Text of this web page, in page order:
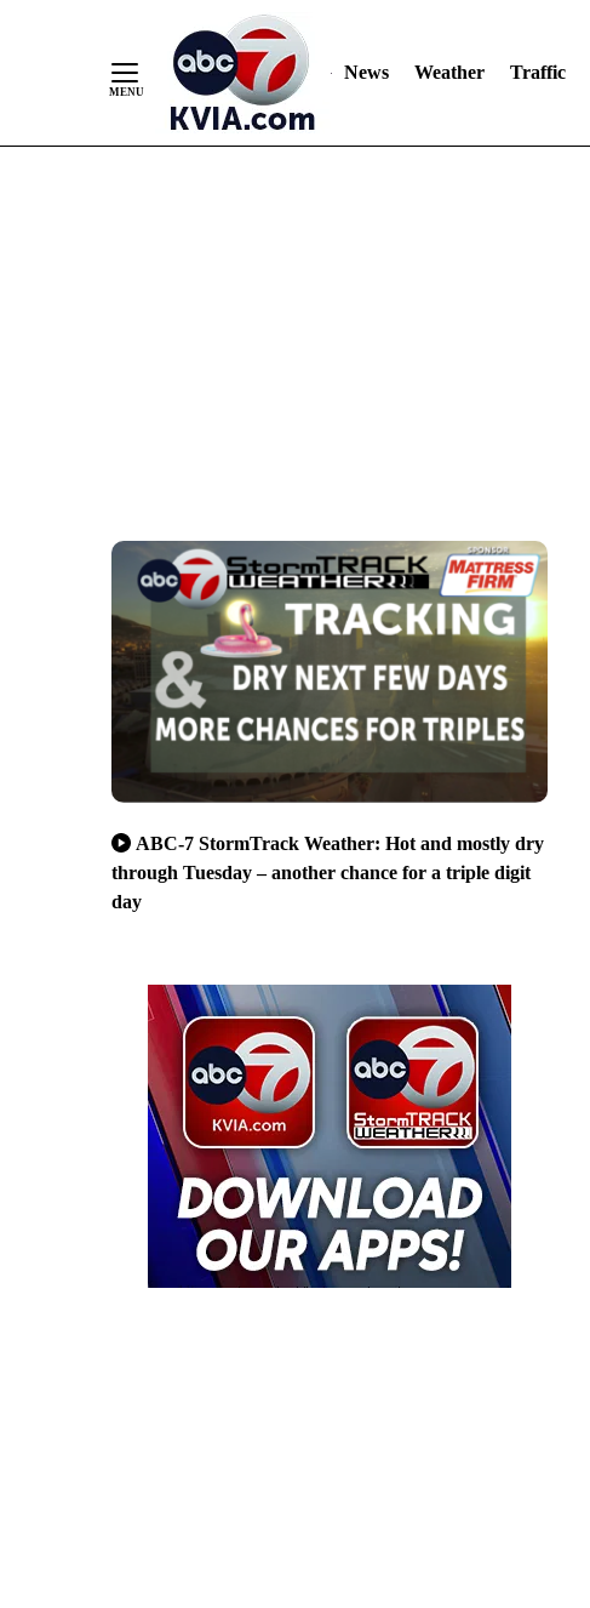
News Weather Traffic
ABC-7 StormTrack Weather: Hot and mostly dry
through Tuesday – another chance for a triple digit
day